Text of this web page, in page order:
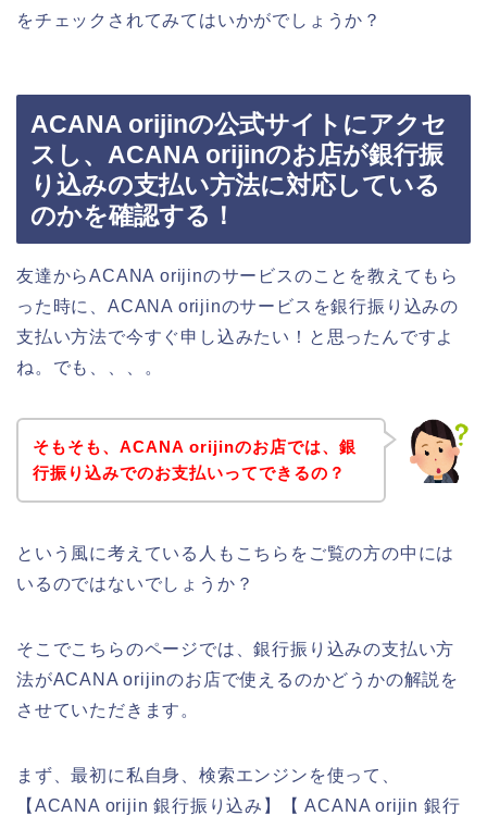
をチェックされてみてはいかがでしょうか？
ACANA orijinの公式サイトにアクセ
スし、ACANA orijinのお店が銀行振
り込みの支払い方法に対応している
のかを確認する！
友達からACANA orijinのサービスのことを教えてもら
った時に、ACANA orijinのサービスを銀行振り込みの
支払い方法で今すぐ申し込みたい！と思ったんですよ
ね。でも、、、。
そもそも、ACANA orijinのお店では、銀
行振り込みでのお支払いってできるの？
という風に考えている人もこちらをご覧の方の中には
いるのではないでしょうか？
そこでこちらのページでは、銀行振り込みの支払い方
法がACANA orijinのお店で使えるのかどうかの解説を
させていただきます。
まず、最初に私自身、検索エンジンを使って、
【ACANA orijin 銀行振り込み】【 ACANA orijin 銀行